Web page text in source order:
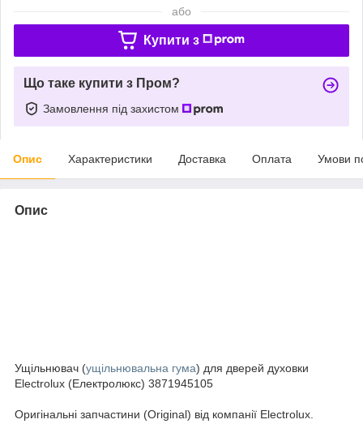
або
Купити з
Що таке купити з Пром?
Замовлення під захистом
Опис Характеристики Доставка Оплата Умови
Опис
Ущільнювач (ущільнювальна гума) для дверей духовки
Electrolux (Електролюкс) 3871945105
Оригінальні запчастини (Original) від компанії Electrolux.